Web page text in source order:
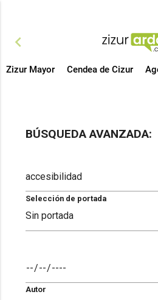
chevron_left
Zizur Mayor Cendea de Cizur
BÚSQUEDA AVANZADA:
Selección de portada
Autor